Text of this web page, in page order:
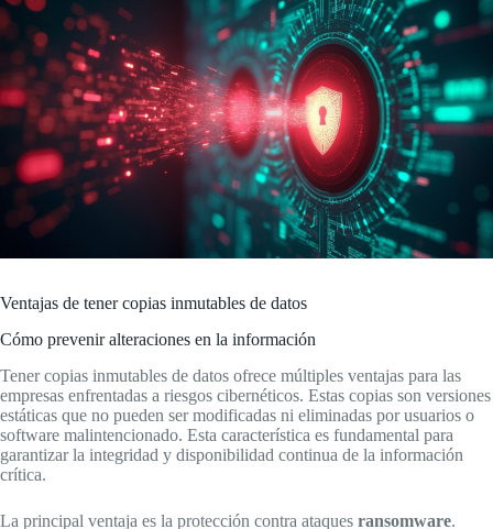
Ventajas de tener copias inmutables de datos
Cómo prevenir alteraciones en la información
Tener copias inmutables de datos ofrece múltiples ventajas para las
empresas enfrentadas a riesgos cibernéticos. Estas copias son versiones
estáticas que no pueden ser modificadas ni eliminadas por usuarios o
software malintencionado. Esta característica es fundamental para
garantizar la integridad y disponibilidad continua de la información
crítica.
La principal ventaja es la protección contra ataques ransomware.